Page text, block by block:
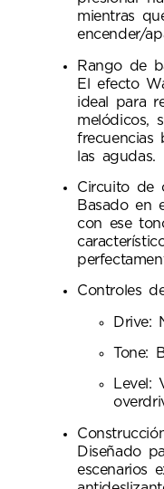
mientras
encender/
Rango de
El efecto
ideal para
melódicos,
frecuencias
las agudas.
Circuito de
Basado en
con ese
Controles
Drive:
Tone:
Level:
Diseñado
escenarios